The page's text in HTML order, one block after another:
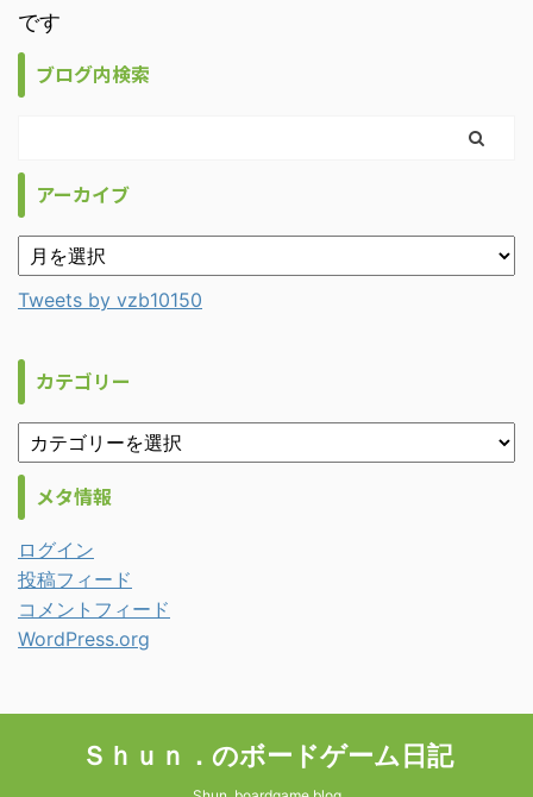
です
ブログ内検索
アーカイブ
Tweets by vzb10150
カテゴリー
メタ情報
ログイン
投稿フィード
コメントフィード
WordPress.org
Ｓｈｕｎ．のボードゲーム日記